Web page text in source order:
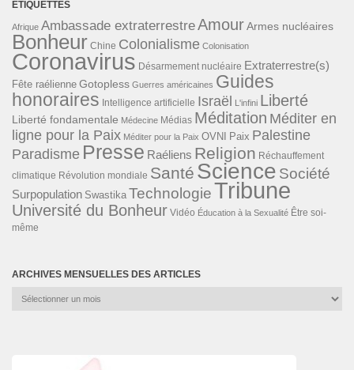
ÉTIQUETTES
Afrique Ambassade extraterrestreAmourArmes nucléaires
Bonheur Chine Colonialisme Colonisation
Coronavirus Désarmement nucléaire Extraterrestre(s)
Fête raélienne Gotopless Guerres américaines Guides
honoraires Intelligence artificielle Israël L'infini Liberté
Liberté fondamentale Médecine Médias Méditation Méditer en
ligne pour la Paix Méditer pour la Paix OVNI Paix Palestine
Paradisme Presse Raéliens Religion Réchauffement
climatique Révolution mondiale Santé Science Société
Surpopulation Swastika TechnologieTribune
Université du Bonheur Vidéo Éducation à la Sexualité Être soi-
même
ARCHIVES MENSUELLES DES ARTICLES
Archives